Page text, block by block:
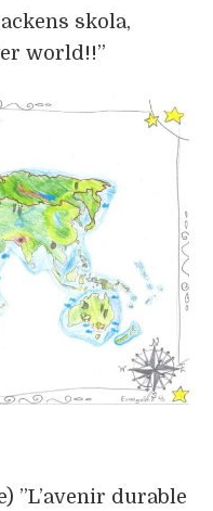
skola,
world!!”
”L’avenir durable